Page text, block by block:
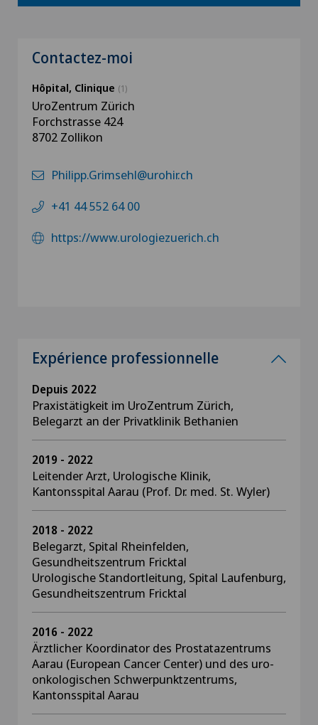
Contactez-moi
Hôpital, Clinique (1)
UroZentrum Zürich
Forchstrasse 424
8702 Zollikon
Philipp.Grimsehl@urohir.ch
+41 44 552 64 00
https://www.urologiezuerich.ch
Expérience professionnelle
Depuis 2022
Praxistätigkeit im UroZentrum Zürich,
Belegarzt an der Privatklinik Bethanien
2019 - 2022
Leitender Arzt, Urologische Klinik,
Kantonsspital Aarau (Prof. Dr. med. St. Wyler)
2018 - 2022
Belegarzt, Spital Rheinfelden,
Gesundheitszentrum Fricktal
Urologische Standortleitung, Spital Laufenburg,
Gesundheitszentrum Fricktal
2016 - 2022
Ärztlicher Koordinator des Prostatazentrums
Aarau (European Cancer Center) und des uro-
onkologischen Schwerpunktzentrums,
Kantonsspital Aarau